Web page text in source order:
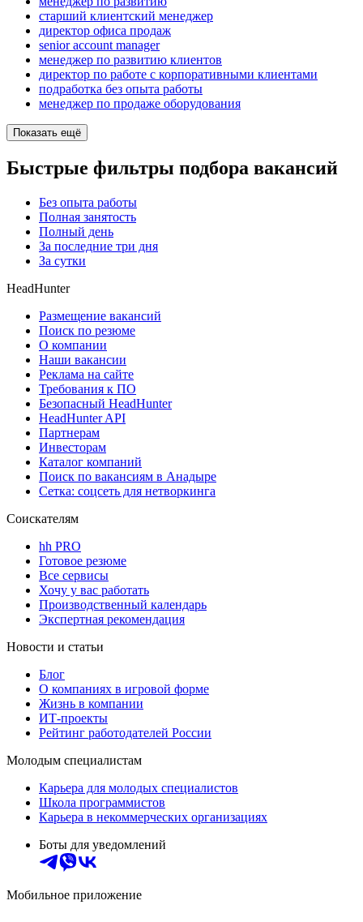
старший клиентский менеджер
директор офиса продаж
senior account manager
менеджер по развитию клиентов
директор по работе с корпоративными клиентами
подработка без опыта работы
менеджер по продаже оборудования
Показать ещё
Быстрые фильтры подбора вакансий
Без опыта работы
Полная занятость
Полный день
За последние три дня
За сутки
HeadHunter
Размещение вакансий
Поиск по резюме
О компании
Наши вакансии
Реклама на сайте
Требования к ПО
Безопасный HeadHunter
HeadHunter API
Партнерам
Инвесторам
Каталог компаний
Поиск по вакансиям в Анадыре
Сетка: соцсеть для нетворкинга
Соискателям
hh PRO
Готовое резюме
Все сервисы
Хочу у вас работать
Производственный календарь
Экспертная рекомендация
Новости и статьи
Блог
О компаниях в игровой форме
Жизнь в компании
ИТ-проекты
Рейтинг работодателей России
Молодым специалистам
Карьера для молодых специалистов
Школа программистов
Карьера в некоммерческих организациях
Боты для уведомлений
Мобильное приложение